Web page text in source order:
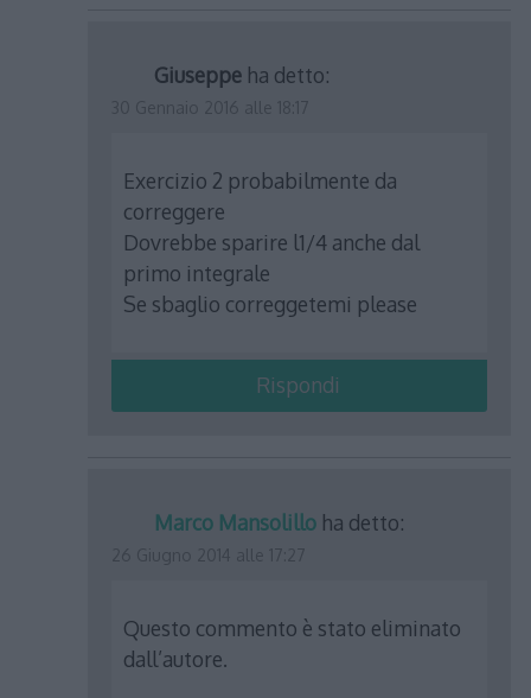
Giuseppe ha detto:
Exercizio 2 probabilmente da
correggere
Dovrebbe sparire l1/4 anche dal
primo integrale
Se sbaglio correggetemi please
Rispondi
Marco Mansolillo ha detto:
Questo commento è stato eliminato
dall’autore.